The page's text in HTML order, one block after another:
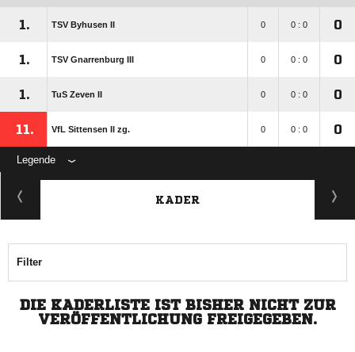
1. TSV Byhusen II 0 0 : 0 0
1. TSV Gnarrenburg III 0 0 : 0 0
1. TuS Zeven II 0 0 : 0 0
11. VfL Sittensen II zg. 0 0 : 0 0
Legende
KADER
Filter
DIE KADERLISTE IST BISHER NICHT ZUR
VERÖFFENTLICHUNG FREIGEGEBEN.